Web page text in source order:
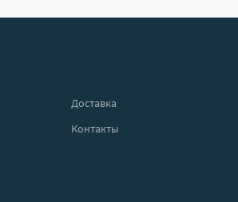
Доставка
Контакты